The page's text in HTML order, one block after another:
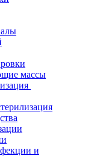
массы
и